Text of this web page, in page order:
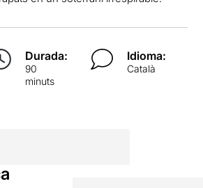
Durada:
90
minuts
Idioma:
Català